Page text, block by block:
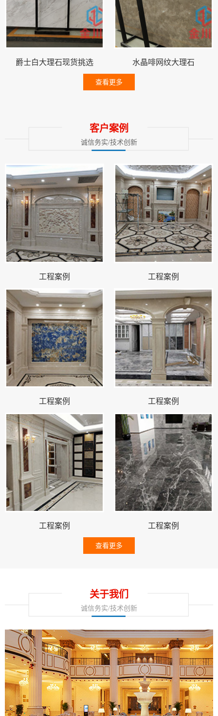
爵士白大理石现货挑选 水晶啡网纹大理石
查看更多
客户案例
诚信务实/技术创新
工程案例 工程案例
工程案例 工程案例
工程案例 工程案例
查看更多
关于我们
诚信务实/技术创新